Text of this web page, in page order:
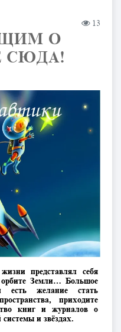
13
О
СЮДА!
представлял себя
Земли… Большое
есть желание стать
приходите
книг и журналов о
и звёздах.